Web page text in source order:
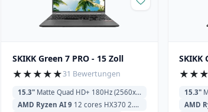
SKIKK Green 7 PRO - 15 Zoll
★★★★★31 Bewertungen
15.3"Matte Quad HD+ 180Hz (2560x1600)
AMD Ryzen AI 912 cores HX370 2.0GHz (5.1GHz) 24MB Cache
SKIKK
★★★
15.3"
AMD